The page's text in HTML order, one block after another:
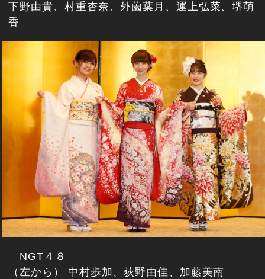
下野由貴、村重杏奈、外薗葉月、運上弘菜、堺萌
香
NGT４８
（左から） 中村歩加、荻野由佳、加藤美南